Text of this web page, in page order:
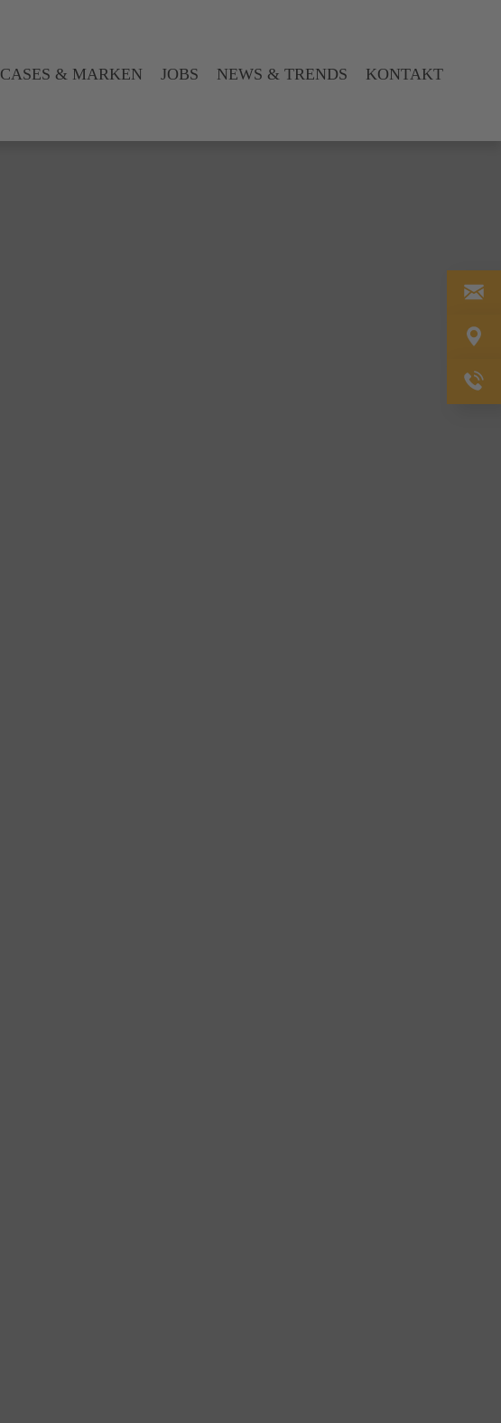
CASES & MARKEN JOBS NEWS & TRENDS KONTAKT